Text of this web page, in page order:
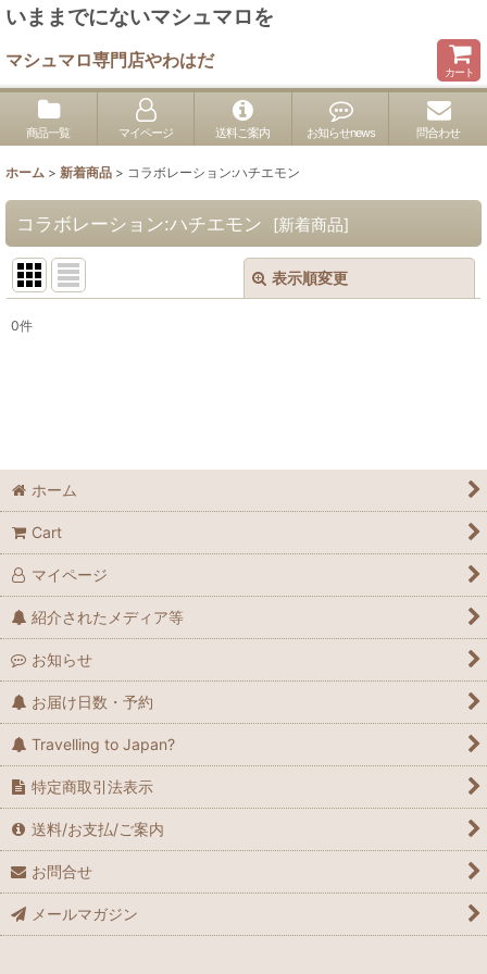
いままでにないマシュマロを
マシュマロ専門店やわはだ
カート
商品一覧 マイページ 送料ご案内 お知らせnews 問合わせ
ホーム > 新着商品 > コラボレーション:ハチエモン
コラボレーション:ハチエモン [新着商品]
表示順変更
0件
ホーム
Cart
マイページ
紹介されたメディア等
お知らせ
お届け日数・予約
Travelling to Japan?
特定商取引法表示
送料/お支払/ご案内
お問合せ
メールマガジン